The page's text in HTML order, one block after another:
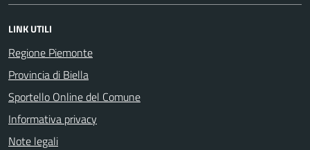
LINK UTILI
Regione Piemonte
Provincia di Biella
Sportello Online del Comune
Informativa privacy
Note legali